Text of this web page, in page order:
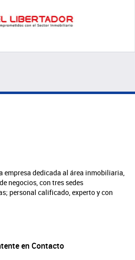
empresa dedicada al área inmobiliaria,
negocios, con tres sedes
personal calificado, experto y con
en Contacto